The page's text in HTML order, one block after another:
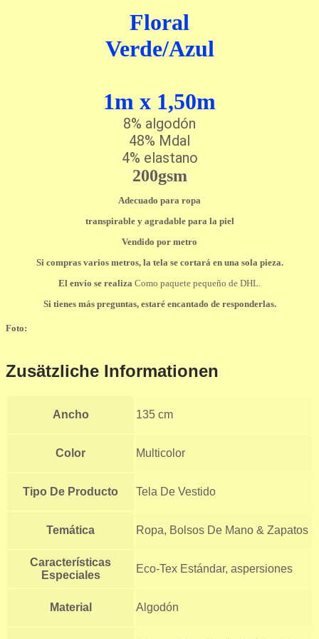
Floral
Verde/Azul
1m x 1,50m
8% algodón
48% Mdal
4% elastano
200gsm
Adecuado para ropa
transpirable y agradable para la piel
Vendido por metro
Si compras varios metros, la tela se cortará en una sola pieza.
El envío se realiza Como paquete pequeño de DHL.
Si tienes más preguntas, estaré encantado de responderlas.
Foto:
Zusätzliche Informationen
Ancho 135 cm
Color Multicolor
Tipo De Producto Tela De Vestido
Temática Ropa, Bolsos De Mano & Zapatos
Características
Especiales
Eco-Tex Estándar, aspersiones
Material Algodón